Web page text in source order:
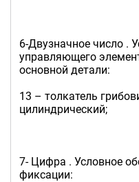
6-Двузначное число .
управляющего
основной детали:
13 – толкатель
цилиндрический;
7- Цифра . Условное
фиксации: